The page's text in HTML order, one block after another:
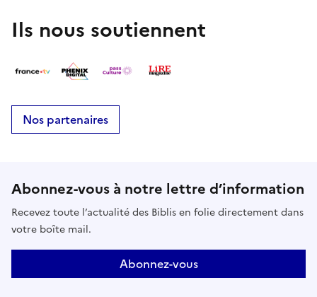
Ils nous soutiennent
Nos partenaires
Abonnez-vous à notre lettre d’information
Recevez toute l’actualité des Biblis en folie directement dans
votre boîte mail.
Abonnez-vous